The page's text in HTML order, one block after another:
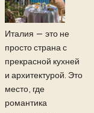
Италия — это не
просто страна с
прекрасной кухней
и архитектурой. Это
место, где
романтика